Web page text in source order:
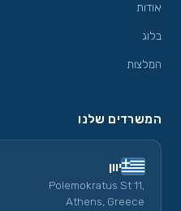
אודות
בלוג
המלצות
המשרדים שלנו
יוון
Polemokratus St 11,
Athens, Greece